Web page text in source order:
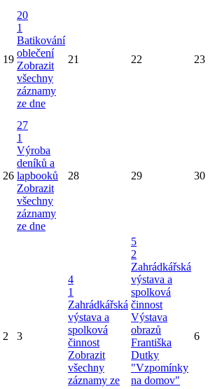
19
20
1
Batikování
oblečení
Zobrazit
všechny
záznamy
ze dne
21 22 23
26
27
1
Výroba
deníků a
lapbooků
Zobrazit
všechny
záznamy
ze dne
28 29 30
2 3
4
1
Zahrádkářská
výstava a
spolková
činnost
Zobrazit
všechny
záznamy ze
5
2
Zahrádkářská
výstava a
spolková
činnost
Výstava
obrazů
Františka
Dutky
"Vzpomínky
na domov"
6